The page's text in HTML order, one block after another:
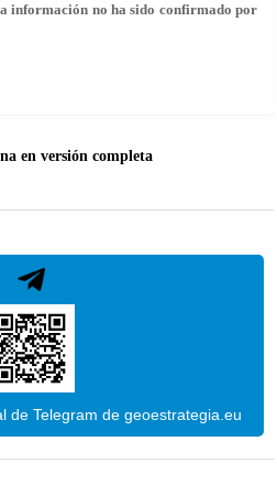
información no ha sido confirmado por
en versión completa
de Telegram de geoestrategia.eu